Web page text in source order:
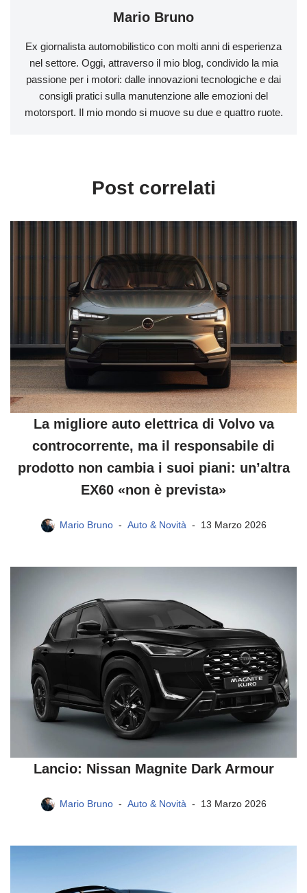
Mario Bruno
Ex giornalista automobilistico con molti anni di esperienza
nel settore. Oggi, attraverso il mio blog, condivido la mia
passione per i motori: dalle innovazioni tecnologiche e dai
consigli pratici sulla manutenzione alle emozioni del
motorsport. Il mio mondo si muove su due e quattro ruote.
Post correlati
La migliore auto elettrica di Volvo va
controcorrente, ma il responsabile di
prodotto non cambia i suoi piani: un’altra
EX60 «non è prevista»
Mario Bruno Auto & Novità 13 Marzo 2026
Lancio: Nissan Magnite Dark Armour
Mario Bruno Auto & Novità 13 Marzo 2026